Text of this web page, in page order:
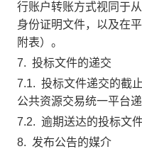
行账户转账方式视同于
身份证明文件，以及在
附表） 。
7. 投标文件的递交
7.1. 投标文件递交的截
公共资源交易统一平台
7.2. 逾期送达的投标文件
8. 发布公告的媒介